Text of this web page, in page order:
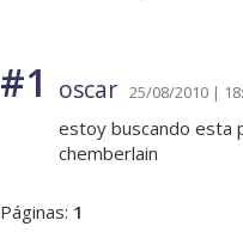
#1 oscar 25/08/2010 |
estoy buscando esta
chemberlain
Páginas: 1